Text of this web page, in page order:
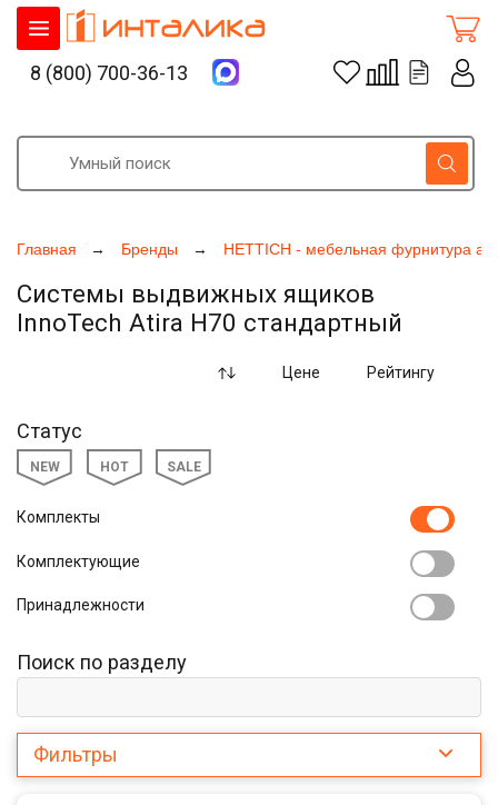
Главная Бренды HETTICH - мебельная фурнитура
Системы выдвижных ящиков
InnoTech Atira H70 стандартный
Цене Рейтингу
Статус
NEW HOT SALE
Комплекты
Комплектующие
Принадлежности
Поиск по разделу
Фильтры
8 (800) 700-36-13